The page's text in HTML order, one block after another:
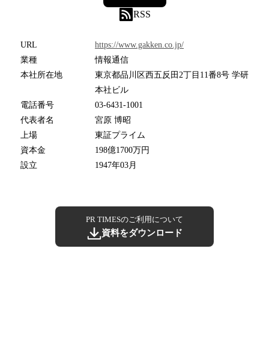
RSS
URL
https://www.gakken.co.jp/
業種
情報通信
本社所在地
東京都品川区西五反田2丁目11番8号 学研
本社ビル
電話番号
03-6431-1001
代表者名
宮原 博昭
上場
東証プライム
資本金
198億1700万円
設立
1947年03月
PR TIMESのご利用について
資料をダウンロード